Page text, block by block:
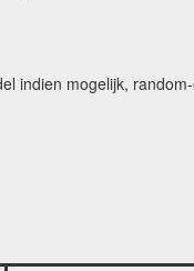
indien mogelijk,